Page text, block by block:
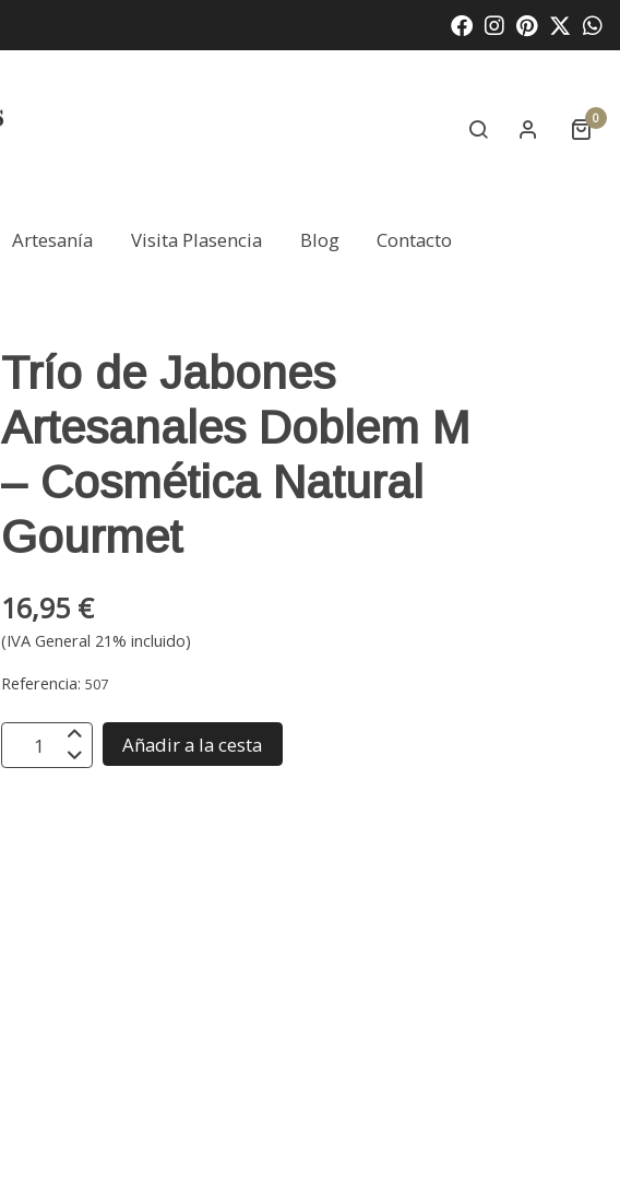
0
Artesanía Visita Plasencia Blog
Contacto
Trío de Jabones
Artesanales Doblem M
– Cosmética Natural
Gourmet
16,95 €
(IVA General 21% incluido)
Referencia:507
Añadir a la cesta